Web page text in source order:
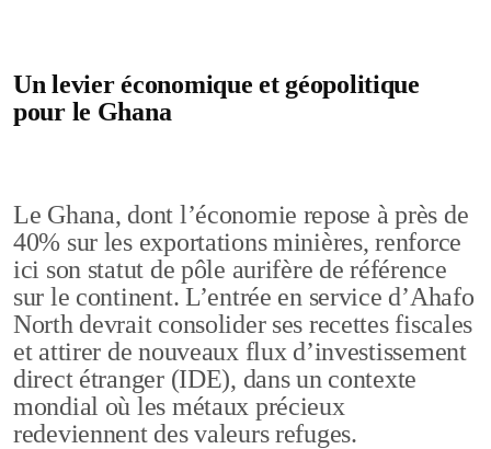
Un levier économique et géopolitique
pour le Ghana
Le Ghana, dont l’économie repose à près de
40% sur les exportations minières, renforce
ici son statut de pôle aurifère de référence
sur le continent. L’entrée en service d’Ahafo
North devrait consolider ses recettes fiscales
et attirer de nouveaux flux d’investissement
direct étranger (IDE), dans un contexte
mondial où les métaux précieux
redeviennent des valeurs refuges.